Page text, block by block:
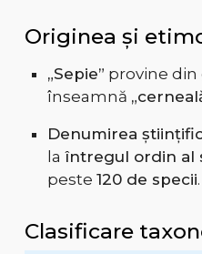
Originea și
„Sepie” provine din
înseamnă
Denumirea
la întregul ordin al
peste 120 de specii.
Clasificare